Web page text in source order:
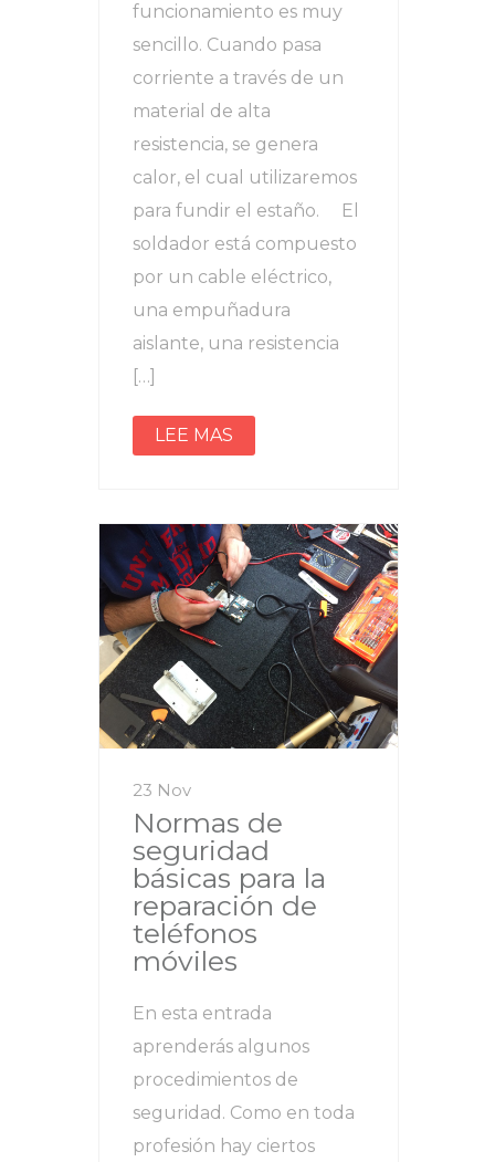
funcionamiento es muy
sencillo. Cuando pasa
corriente a través de un
material de alta
resistencia, se genera
calor, el cual utilizaremos
para fundir el estaño. El
soldador está compuesto
por un cable eléctrico,
una empuñadura
aislante, una resistencia
[…]
LEE MAS
23 Nov
Normas de
seguridad
básicas para la
reparación de
teléfonos
móviles
En esta entrada
aprenderás algunos
procedimientos de
seguridad. Como en toda
profesión hay ciertos